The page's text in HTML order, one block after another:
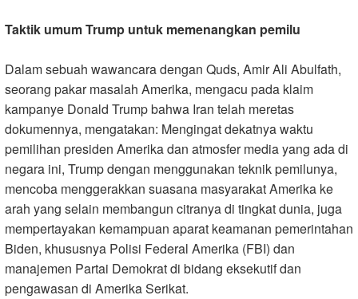
Taktik umum Trump untuk memenangkan pemilu
Dalam sebuah wawancara dengan Quds, Amir Ali Abulfath,
seorang pakar masalah Amerika, mengacu pada klaim
kampanye Donald Trump bahwa Iran telah meretas
dokumennya, mengatakan: Mengingat dekatnya waktu
pemilihan presiden Amerika dan atmosfer media yang ada di
negara ini, Trump dengan menggunakan teknik pemilunya,
mencoba menggerakkan suasana masyarakat Amerika ke
arah yang selain membangun citranya di tingkat dunia, juga
mempertayakan kemampuan aparat keamanan pemerintahan
Biden, khususnya Polisi Federal Amerika (FBI) dan
manajemen Partai Demokrat di bidang eksekutif dan
pengawasan di Amerika Serikat.